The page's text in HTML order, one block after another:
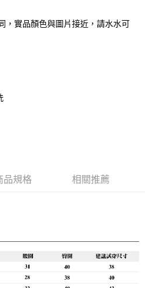
)免運費
)免運費
，實品顏色與圖片接近，請水水可
品規格 相關推薦